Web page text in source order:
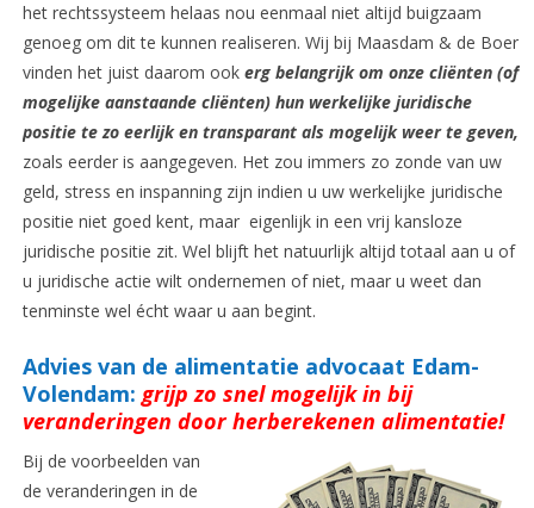
het rechtssysteem helaas nou eenmaal niet altijd buigzaam
genoeg om dit te kunnen realiseren. Wij bij Maasdam & de Boer
vinden het juist daarom ookerg belangrijk om onze cliënten (of
mogelijke aanstaande cliënten) hun werkelijke juridische
positie te zo eerlijk en transparant als mogelijk weer te geven,
zoals eerder is aangegeven. Het zou immers zo zonde van uw
geld, stress en inspanning zijn indien u uw werkelijke juridische
positie niet goed kent, maar eigenlijk in een vrij kansloze
juridische positie zit. Wel blijft het natuurlijk altijd totaal aan u of
u juridische actie wilt ondernemen of niet, maar u weet dan
tenminste wel écht waar u aan begint.
Advies van de alimentatie advocaat Edam-
Volendam: grijp zo snel mogelijk in bij
veranderingen door herberekenen alimentatie!
Bij de voorbeelden van
de veranderingen in de